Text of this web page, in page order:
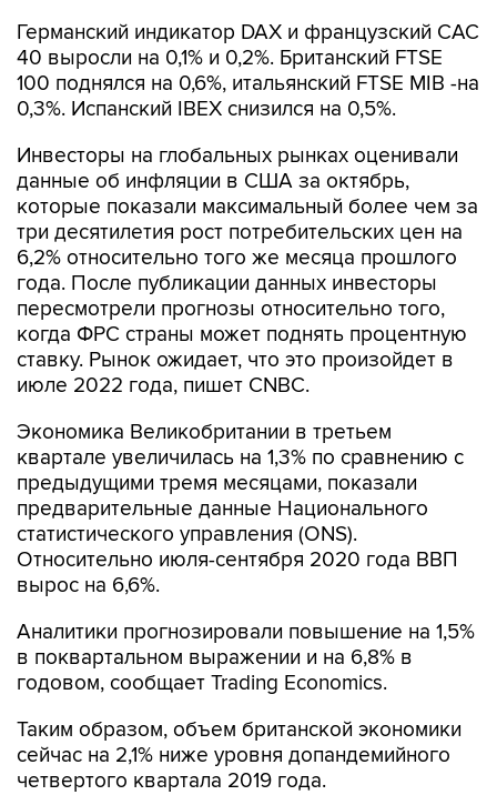
Германский индикатор DAX и французский САС
40 выросли на 0,1% и 0,2%. Британский FTSE
100 поднялся на 0,6%, итальянский FTSE MIB -на
0,3%. Испанский IBEX снизился на 0,5%.
Инвесторы на глобальных рынках оценивали
данные об инфляции в США за октябрь,
которые показали максимальный более чем за
три десятилетия рост потребительских цен на
6,2% относительно того же месяца прошлого
года. После публикации данных инвесторы
пересмотрели прогнозы относительно того,
когда ФРС страны может поднять процентную
ставку. Рынок ожидает, что это произойдет в
июле 2022 года, пишет CNBC.
Экономика Великобритании в третьем
квартале увеличилась на 1,3% по сравнению с
предыдущими тремя месяцами, показали
предварительные данные Национального
статистического управления (ONS).
Относительно июля-сентября 2020 года ВВП
вырос на 6,6%.
Аналитики прогнозировали повышение на 1,5%
в поквартальном выражении и на 6,8% в
годовом, сообщает Trading Economics.
Таким образом, объем британской экономики
сейчас на 2,1% ниже уровня допандемийного
четвертого квартала 2019 года.